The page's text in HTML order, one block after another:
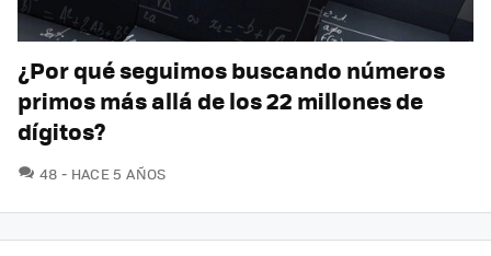
¿Por qué seguimos buscando números
primos más allá de los 22 millones de
dígitos?
48 COMENTARIOS
HACE 5 AÑOS